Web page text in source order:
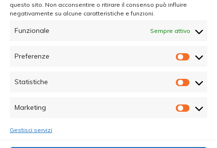
questo sito. Non acconsentire o ritirare il consenso può influire
negativamente su alcune caratteristiche e funzioni.
Funzionale Sempre attivo
Preferenze
Statistiche
Marketing
Gestisci servizi